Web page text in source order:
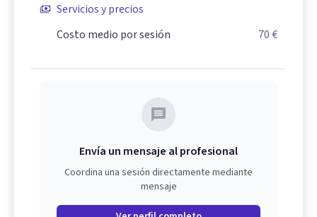
Servicios y precios
Costo medio por sesión
70 €
Envía un mensaje al profesional
Coordina una sesión directamente mediante
mensaje